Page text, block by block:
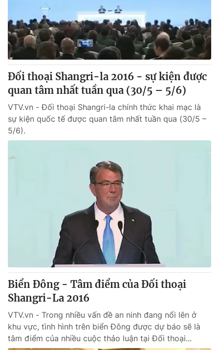
Đối thoại Shangri-la 2016 - sự kiện được
quan tâm nhất tuần qua (30/5 – 5/6)
VTV.vn - Đối thoại Shangri-la chính thức khai mạc là
sự kiện quốc tế được quan tâm nhất tuần qua (30/5 –
5/6).
Biển Đông - Tâm điểm của Đối thoại
Shangri-La 2016
VTV.vn - Trong nhiều vấn đề an ninh đang nổi lên ở
khu vực, tình hình trên biển Đông được dự báo sẽ là
tâm điểm của nhiều cuộc thảo luận tại Đối thoại...